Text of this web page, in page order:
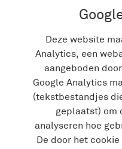
Deze website
Analytics, een
aangeboden
Google Analytics
(tekstbestandjes
geplaatst) om
analyseren hoe
De door het